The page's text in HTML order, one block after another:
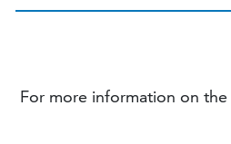
For more information on the